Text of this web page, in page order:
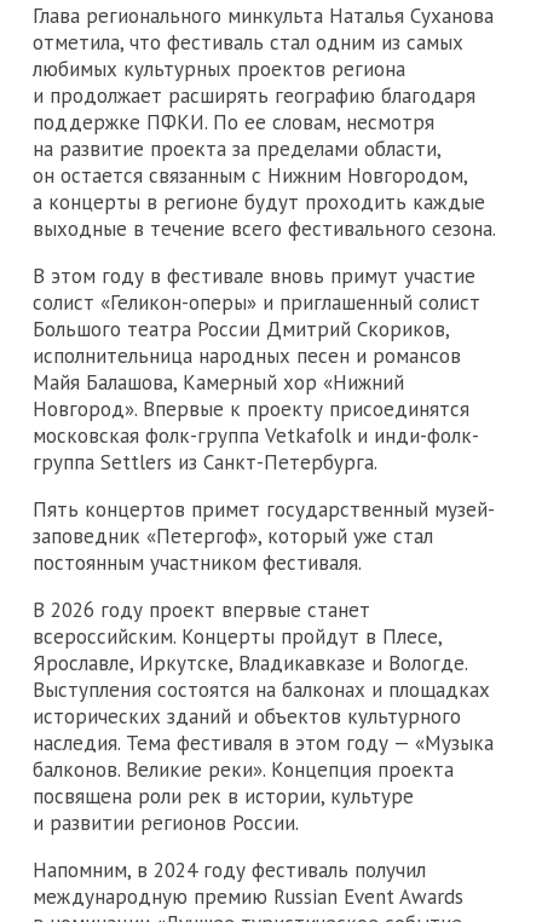
Глава регионального минкульта Наталья Суханова
отметила, что фестиваль стал одним из самых
любимых культурных проектов региона
и продолжает расширять географию благодаря
поддержке ПФКИ. По ее словам, несмотря
на развитие проекта за пределами области,
он остается связанным с Нижним Новгородом,
а концерты в регионе будут проходить каждые
выходные в течение всего фестивального сезона.
В этом году в фестивале вновь примут участие
солист «Геликон-оперы» и приглашенный солист
Большого театра России Дмитрий Скориков,
исполнительница народных песен и романсов
Майя Балашова, Камерный хор «Нижний
Новгород». Впервые к проекту присоединятся
московская фолк-группа Vetkafolk и инди-фолк-
группа Settlers из Санкт-Петербурга.
Пять концертов примет государственный музей-
заповедник «Петергоф», который уже стал
постоянным участником фестиваля.
В 2026 году проект впервые станет
всероссийским. Концерты пройдут в Плесе,
Ярославле, Иркутске, Владикавказе и Вологде.
Выступления состоятся на балконах и площадках
исторических зданий и объектов культурного
наследия. Тема фестиваля в этом году — «Музыка
балконов. Великие реки». Концепция проекта
посвящена роли рек в истории, культуре
и развитии регионов России.
Напомним, в 2024 году фестиваль получил
международную премию Russian Event Awards